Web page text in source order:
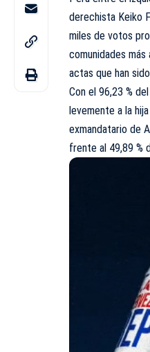
derechista Keiko
miles de votos
comunidades
actas que han
Con el 96,23 %
levemente a la
exmandatario de
frente al 49,89 %